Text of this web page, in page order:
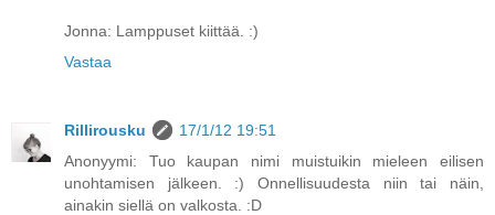
Jonna: Lamppuset kiittää. :)
Vastaa
Rillirousku
17/1/12 19:51
Anonyymi: Tuo kaupan nimi muistuikin mieleen eilisen
unohtamisen jälkeen. :) Onnellisuudesta niin tai näin,
ainakin siellä on valkosta. :D